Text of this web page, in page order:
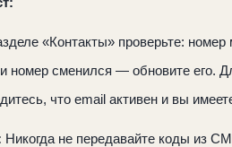
«Контакты» проверьте: номер
номер сменился — обновите его.
что email активен и вы
Никогда не передавайте коды из